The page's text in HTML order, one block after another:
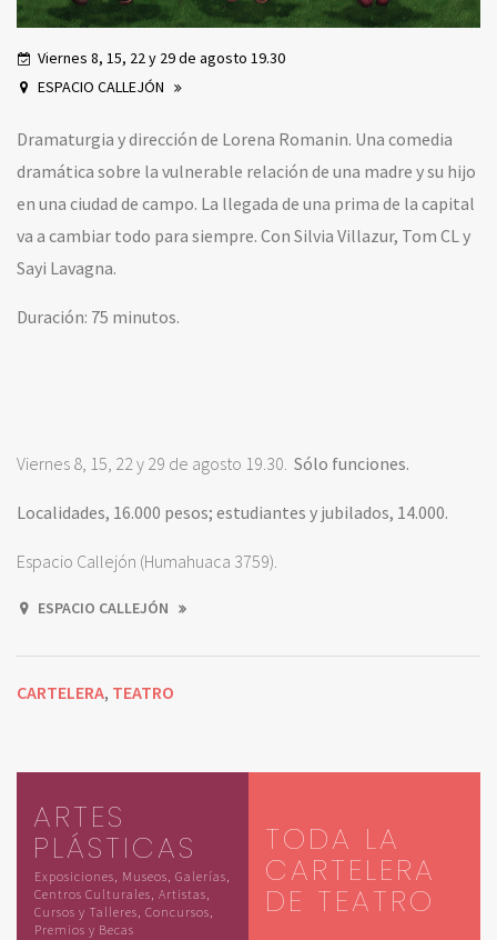
Viernes 8, 15, 22 y 29 de agosto 19.30
ESPACIO CALLEJÓN
Dramaturgia y dirección de Lorena Romanin. Una comedia
dramática sobre la vulnerable relación de una madre y su hijo
en una ciudad de campo. La llegada de una prima de la capital
va a cambiar todo para siempre. Con Silvia Villazur, Tom CL y
Sayi Lavagna.
Duración: 75 minutos.
Viernes 8, 15, 22 y 29 de agosto 19.30. Sólo funciones.
Localidades, 16.000 pesos; estudiantes y jubilados, 14.000.
Espacio Callejón (Humahuaca 3759).
ESPACIO CALLEJÓN
CARTELERA, TEATRO
ARTES
PLÁSTICAS
Exposiciones, Museos, Galerías,
Centros Culturales, Artistas,
Cursos y Talleres, Concursos,
Premios y Becas
TODA LA
CARTELERA
DE TEATRO